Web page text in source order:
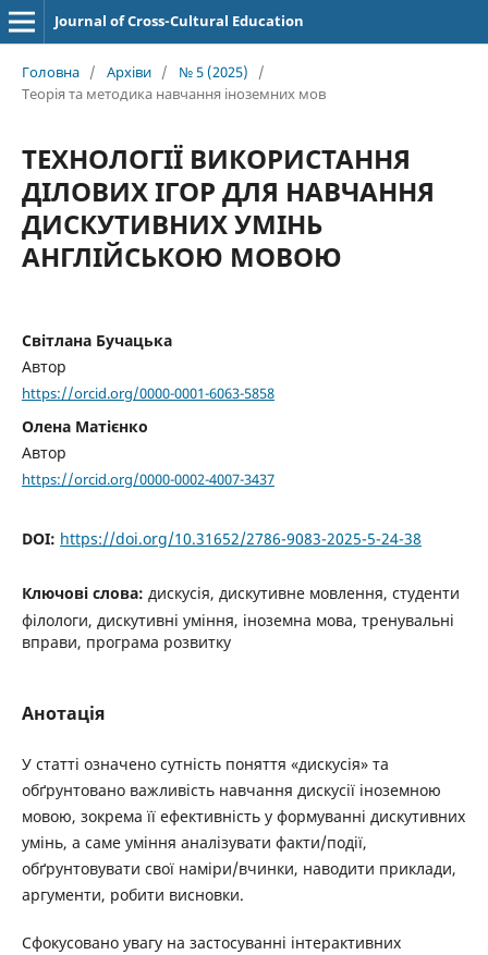
Journal of Cross-Cultural Education
Головна / Архіви / № 5 (2025)
/
Теорія та методика навчання іноземних мов
ТЕХНОЛОГІЇ ВИКОРИСТАННЯ
ДІЛОВИХ ІГОР ДЛЯ НАВЧАННЯ
ДИСКУТИВНИХ УМІНЬ
АНГЛІЙСЬКОЮ МОВОЮ
Світлана Бучацька
Автор
https://orcid.org/0000-0001-6063-5858
Олена Матієнко
Автор
https://orcid.org/0000-0002-4007-3437
DOI: https://doi.org/10.31652/2786-9083-2025-5-24-38
Ключові слова: дискусія, дискутивне мовлення, студенти
філологи, дискутивні уміння, іноземна мова, тренувальні
вправи, програма розвитку
Анотація
У статті означено сутність поняття «дискусія» та
обґрунтовано важливість навчання дискусії іноземною
мовою, зокрема її ефективність у формуванні дискутивних
умінь, а саме уміння аналізувати факти/події,
обґрунтовувати свої наміри/вчинки, наводити приклади,
аргументи, робити висновки.
Сфокусовано увагу на застосуванні інтерактивних